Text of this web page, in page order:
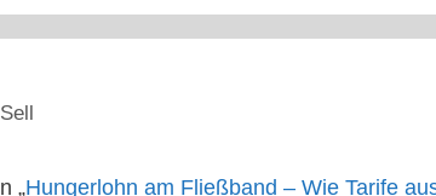
„Hungerlohn am Fließband – Wie Tarife